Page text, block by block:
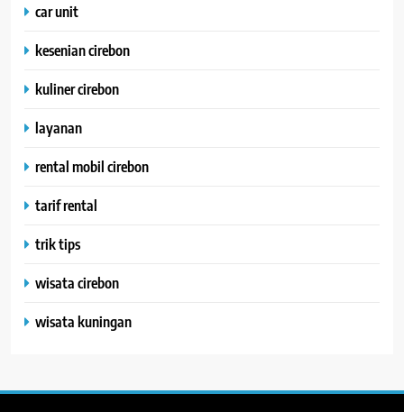
car unit
kesenian cirebon
kuliner cirebon
layanan
rental mobil cirebon
tarif rental
trik tips
wisata cirebon
wisata kuningan